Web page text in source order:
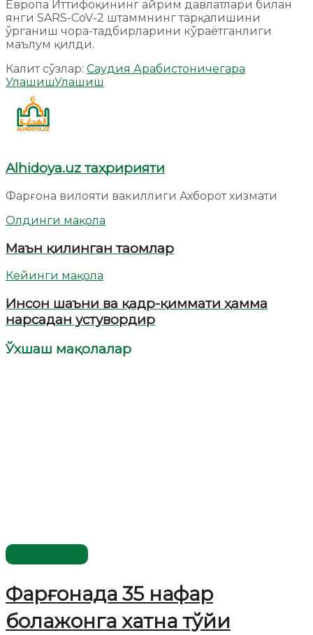
Европа Иттифоқининг айрим давлатлари билан
янги SARS-CoV-2 штаммнинг тарқалишини
ўрганиш чора-тадбирларини кўраётганлиги
маълум қилди.
Калит сўзлар: Саудия Арабистоничегара
УлашишУлашиш
Alhidoya.uz таҳририяти
Фарғона вилояти вакиллиги Ахборот хизмати
Олдинги мақола
Маън қилинган таомлар
Кейинги мақола
Инсон шаъни ва қадр-қиммати ҳамма
нарсадан устувордир
Ўхшаш мақолалар
Фарғонада 35 нафар
болажонга хатна тўйи